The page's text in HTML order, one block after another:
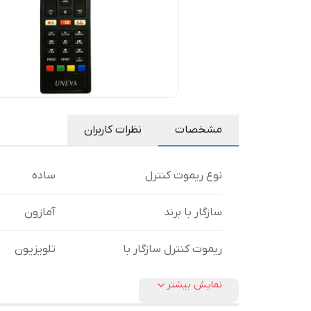
مشخصات نظرات کاربران
نوع ریموت کنترل ساده
سازگار با برند آمازون
ریموت کنترل سازگار با تلویزیون
نمایش بیشتر